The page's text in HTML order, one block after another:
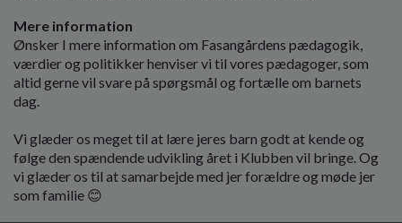
Mere information
Ønsker I mere information om Fasangårdens pædagogik,
værdier og politikker henviser vi til vores pædagoger, som
altid gerne vil svare på spørgsmål og fortælle om barnets
dag.
Vi glæder os meget til at lære jeres barn godt at kende og
følge den spændende udvikling året i Klubben vil bringe. Og
vi glæder os til at samarbejde med jer forældre og møde jer
som familie 😊